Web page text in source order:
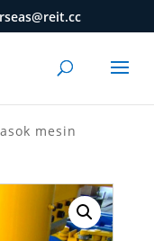
mesin